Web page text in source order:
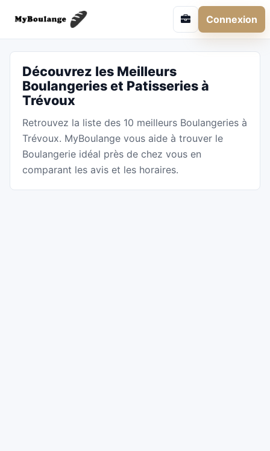
Connexion
Découvrez les Meilleurs
Boulangeries et Patisseries à
Trévoux
Retrouvez la liste des 10 meilleurs Boulangeries à
Trévoux. MyBoulange vous aide à trouver le
Boulangerie idéal près de chez vous en
comparant les avis et les horaires.